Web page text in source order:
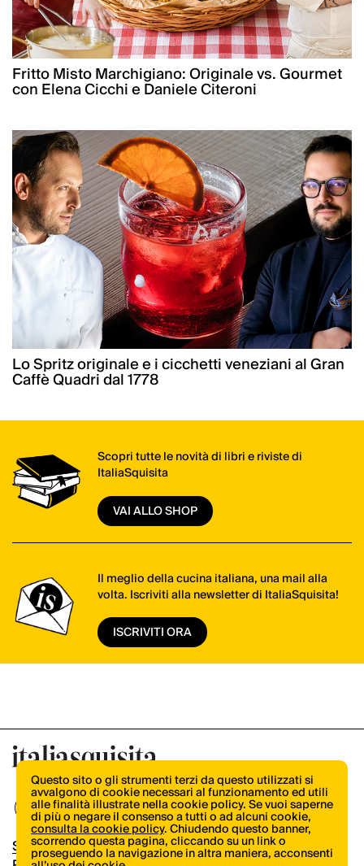
Fritto Misto Marchigiano: Originale vs. Gourmet
con Elena Cicchi e Daniele Citeroni
Lo Spritz originale e i cicchetti veneziani al Gran
Caffè Quadri dal 1778
Scopri tutte le novità di libri e riviste di
ItaliaSquisita
VAI ALLO SHOP
Il meglio della cucina italiana, una mail alla
volta. Iscriviti alla newsletter di ItaliaSquisita!
ISCRIVITI ORA
Shop
Questo sito o gli strumenti terzi da questo utilizzati si
avvalgono di cookie necessari al funzionamento ed utili
alle finalità illustrate nella cookie policy. Se vuoi saperne
di più o negare il consenso a tutti o ad alcuni cookie,
consulta la cookie policy. Chiudendo questo banner,
scorrendo questa pagina, cliccando su un link o
proseguendo la navigazione in altra maniera, acconsenti